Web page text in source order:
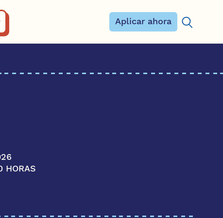
Aplicar ahora
Buscar:
HORAS